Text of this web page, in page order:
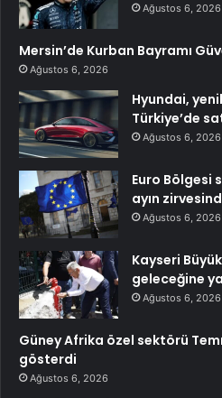
Ağustos 6, 2026
Mersin’de Kurban Bayramı
Ağustos 6, 2026
Hyundai,
Türkiye’de
Ağustos 6, 2026
Euro Bölgesi
ayın
Ağustos 6, 2026
Kayseri
geleceğine
Ağustos 6, 2026
Güney Afrika özel sektörü
gösterdi
Ağustos 6, 2026